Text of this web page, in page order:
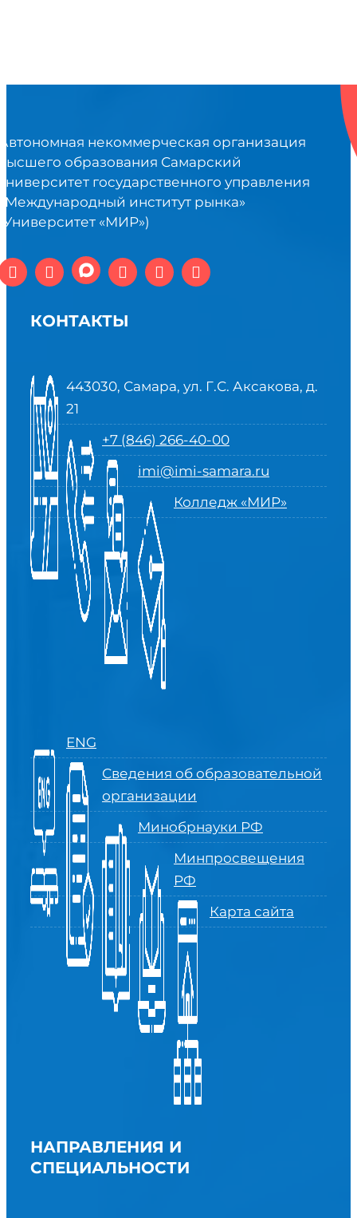
некоммерческая организация
образования Самарский
государственного управления
институт рынка»
«МИР»)
КОНТАКТЫ
443030, Самара, ул. Г.С. Аксакова, д.
21
+7 (846) 266-40-00
imi@imi-samara.ru
Колледж «МИР»
ENG
Сведения об образовательной
организации
Минобрнауки РФ
Минпросвещения
РФ
Карта сайта
НАПРАВЛЕНИЯ И
СПЕЦИАЛЬНОСТИ